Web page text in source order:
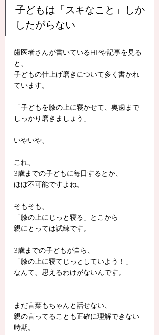
子どもは「スキなこと」しか
したがらない
歯医者さんが書いているHPや記事を見る
と、
子どもの仕上げ磨きについて多く書かれ
ています。
「子どもを膝の上に寝かせて、奥歯まで
しっかり磨きましょう」
いやいや、
これ、
3歳までの子どもに毎日するとか、
ほぼ不可能ですよね。
そもそも、
「膝の上にじっと寝る」とこから
親にとっては試練です。
3歳までの子どもが自ら、
「膝の上に寝てじっとしていよう！」
なんて、思えるわけがないんです。
まだ言葉もちゃんと話せない、
親の言ってることも正確に理解できない
時期。